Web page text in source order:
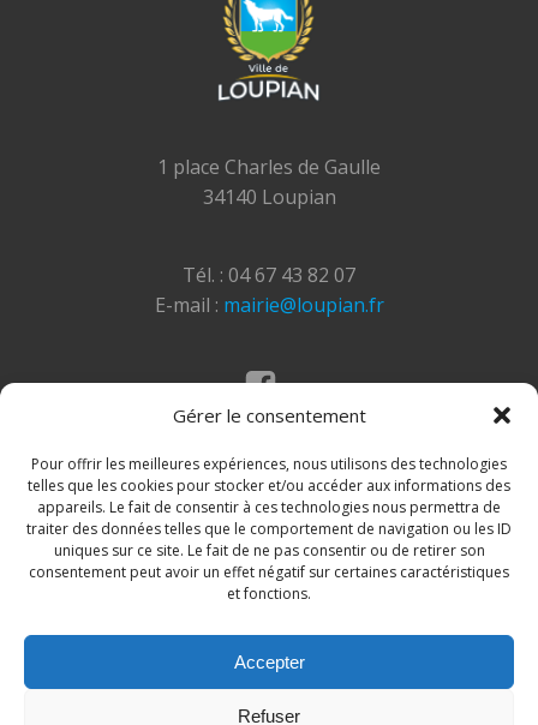
Gérer le consentement
Pour offrir les meilleures expériences, nous utilisons des technologies
telles que les cookies pour stocker et/ou accéder aux informations des
appareils. Le fait de consentir à ces technologies nous permettra de
traiter des données telles que le comportement de navigation ou les ID
uniques sur ce site. Le fait de ne pas consentir ou de retirer son
consentement peut avoir un effet négatif sur certaines caractéristiques
et fonctions.
Accepter
Refuser
1 place Charles de Gaulle
34140 Loupian
Tél. : 04 67 43 82 07
E-mail : mairie@loupian.fr
© 2026 Site de la commune de Loupian. Un service